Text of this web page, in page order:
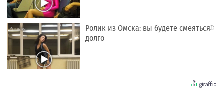
i
Ролик из Омска: вы будете смеяться
долго